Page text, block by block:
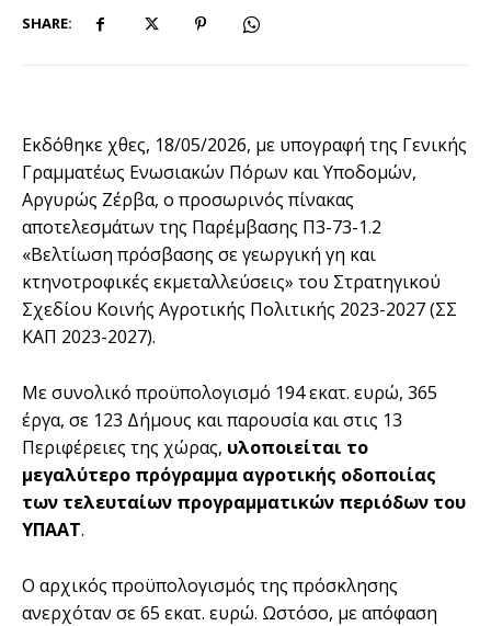
SHARE:
Εκδόθηκε χθες, 18/05/2026, με υπογραφή της Γενικής
Γραμματέως Ενωσιακών Πόρων και Υποδομών,
Αργυρώς Ζέρβα, ο προσωρινός πίνακας
αποτελεσμάτων της Παρέμβασης Π3-73-1.2
«Βελτίωση πρόσβασης σε γεωργική γη και
κτηνοτροφικές εκμεταλλεύσεις» του Στρατηγικού
Σχεδίου Κοινής Αγροτικής Πολιτικής 2023-2027 (ΣΣ
ΚΑΠ 2023-2027).
Με συνολικό προϋπολογισμό 194 εκατ. ευρώ, 365
έργα, σε 123 Δήμους και παρουσία και στις 13
Περιφέρειες της χώρας, υλοποιείται το
μεγαλύτερο πρόγραμμα αγροτικής οδοποιίας
των τελευταίων προγραμματικών περιόδων του
ΥΠΑΑΤ.
Ο αρχικός προϋπολογισμός της πρόσκλησης
ανερχόταν σε 65 εκατ. ευρώ. Ωστόσο, με απόφαση